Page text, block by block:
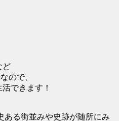
ど
ので、
できます！
る街並みや史跡が随所にみ